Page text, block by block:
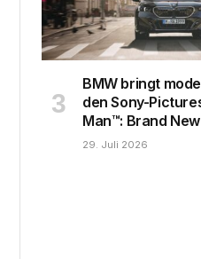
BMW bringt
den Sony-
Man™: Brand New
29. Juli 2026